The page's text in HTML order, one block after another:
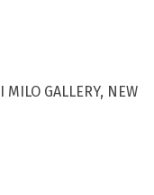
MILO GALLERY, NEW